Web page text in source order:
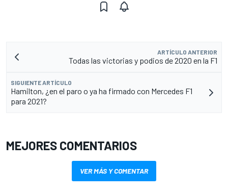
ARTÍCULO ANTERIOR
Todas las victorias y podios de 2020 en la F1
SIGUIENTE ARTÍCULO
Hamilton, ¿en el paro o ya ha firmado con Mercedes F1
para 2021?
MEJORES COMENTARIOS
VER MÁS Y COMENTAR